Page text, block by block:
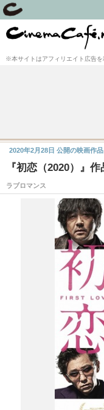
※本サイトはアフィリエイト広告を
『初恋（2020）』
ラブロマンス
2020年2月28日 公開の映画作品